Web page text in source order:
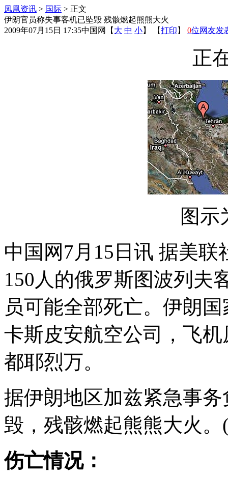
凤凰资讯 > 国际 > 正文
伊朗官员称失事客机已坠毁 残骸燃起熊熊大火
2009年07月15日 17:35中国网 【 大 中 小】 【打印 】 0位网友发
正
图示
中国网7月15日讯 据美
150人的俄罗斯图波列夫
员可能全部死亡。伊朗
卡斯皮安航空公司，飞
都耶烈万。
据伊朗地区加兹紧急事
毁，残骸燃起熊熊大火。
伤亡情况：